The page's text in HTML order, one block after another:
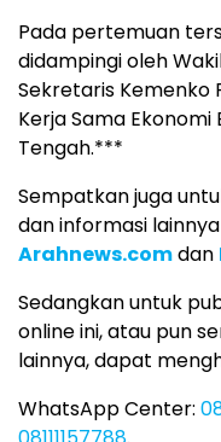
Pada pertemuan
didampingi oleh
Sekretaris Kemenko
Kerja Sama
Tengah.***
Sempatkan juga
dan informasi
Arahnews.comdan
Sedangkan untuk
online ini, atau pun
lainnya, dapat
WhatsApp Center: